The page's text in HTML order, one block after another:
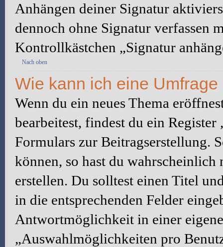
Anhängen deiner Signatur
dennoch ohne Signatur verfassen
Kontrollkästchen „Signatur
Nach oben
Wie kann ich eine
Wenn du ein neues Thema
bearbeitest, findest du ein
Formulars zur Beitragserstellung.
können, so hast du
erstellen. Du solltest einen Titel
in die entsprechenden Felder
Antwortmöglichkeit in einer
„Auswahlmöglichkeiten pro